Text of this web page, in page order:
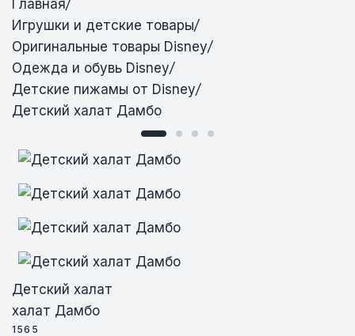
Главная/
Игрушки и детские товары/
Оригинальные товары Disney/
Одежда и обувь Disney/
Детские пижамы от Disney/
Детский халат Дамбо
Детский халат Дамбо
Детский халат Дамбо
Детский халат Дамбо
Детский халат Дамбо
Детский халат
халат Дамбо
1565